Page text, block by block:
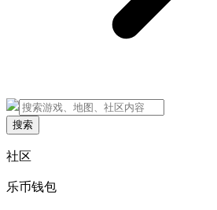
搜索
社区
乐币钱包